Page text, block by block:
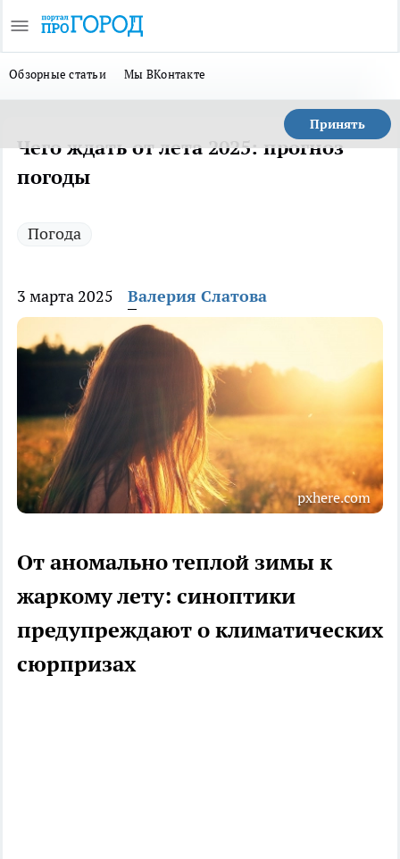
Обзорные статьи Мы ВКонтакте
Принять
Чего ждать от лета 2025: прогноз
погоды
Погода
3 марта 2025 Валерия Слатова
pxhere.com
От аномально теплой зимы к
жаркому лету: синоптики
предупреждают о климатических
сюрпризах